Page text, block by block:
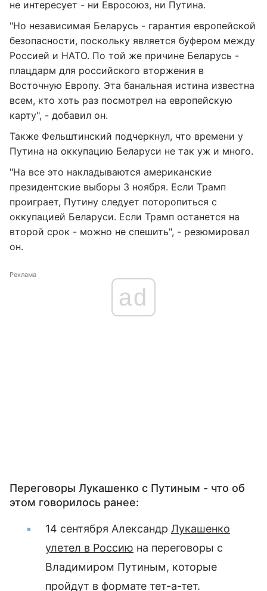
не интересует - ни Евросоюз, ни Путина.
"Но независимая Беларусь - гарантия европейской
безопасности, поскольку является буфером между
Россией и НАТО. По той же причине Беларусь -
плацдарм для российского вторжения в
Восточную Европу. Эта банальная истина известна
всем, кто хоть раз посмотрел на европейскую
карту", - добавил он.
Также Фельштинский подчеркнул, что времени у
Путина на оккупацию Беларуси не так уж и много.
"На все это накладываются американские
президентские выборы 3 ноября. Если Трамп
проиграет, Путину следует поторопиться с
оккупацией Беларуси. Если Трамп останется на
второй срок - можно не спешить", - резюмировал
он.
Реклама
ad
Переговоры Лукашенко с Путиным - что об
этом говорилось ранее:
14 сентября Александр Лукашенко
улетел в Россию на переговоры с
Владимиром Путиным, которые
пройдут в формате тет-а-тет.